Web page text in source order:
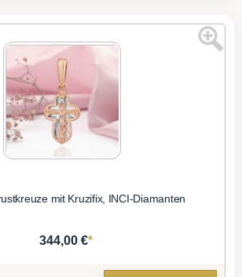
mit Kruzifix, INCI-Diamanten
344,00 €*